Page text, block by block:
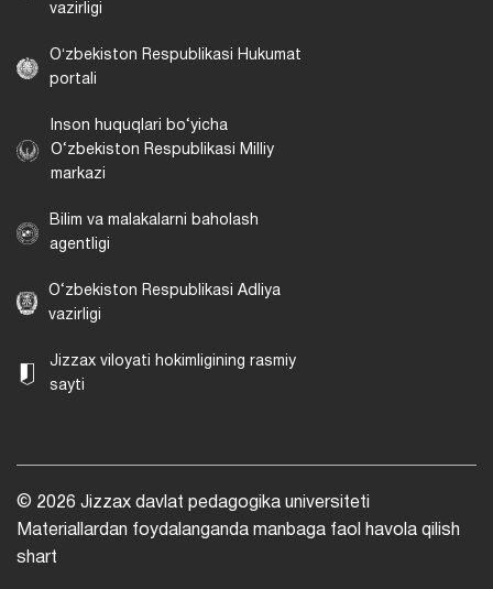
vazirligi
Oʻzbekiston Respublikasi Hukumat
portali
Inson huquqlari bo‘yicha
O‘zbekiston Respublikasi Milliy
markazi
Bilim va malakalarni baholash
agentligi
O‘zbekiston Respublikasi Adliya
vazirligi
Jizzax viloyati hokimligining rasmiy
sayti
© 2026 Jizzax davlat pedagogika universiteti
Materiallardan foydalanganda manbaga faol havola qilish
shart